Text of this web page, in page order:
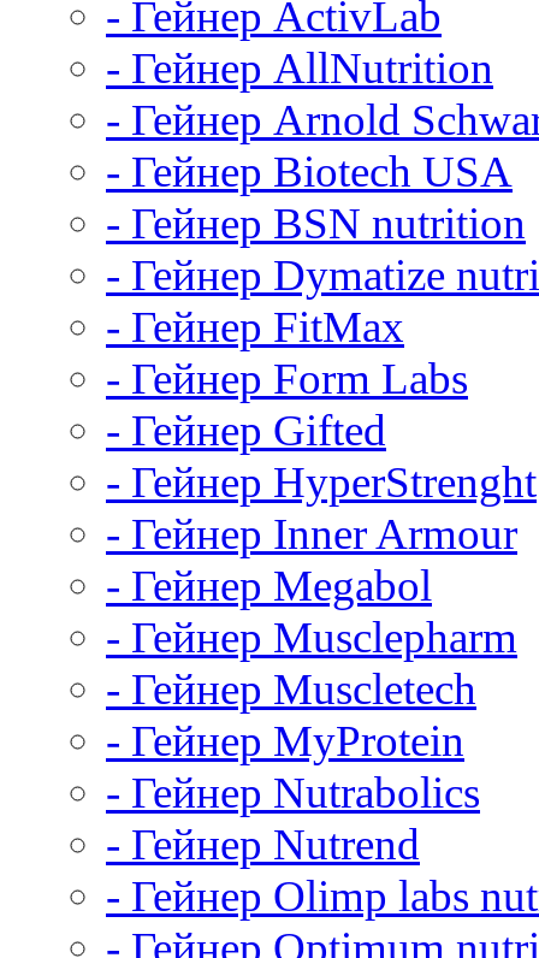
- Гейнер ActivLab
- Гейнер AllNutrition
- Гейнер Arnold
- Гейнер Biotech USA
- Гейнер BSN nutrition
- Гейнер Dymatize
- Гейнер FitMax
- Гейнер Form Labs
- Гейнер Gifted
- Гейнер HyperStrenght
- Гейнер Inner Armour
- Гейнер Megabol
- Гейнер Musclepharm
- Гейнер Muscletech
- Гейнер MyProtein
- Гейнер Nutrabolics
- Гейнер Nutrend
- Гейнер Olimp labs
- Гейнер Optimum